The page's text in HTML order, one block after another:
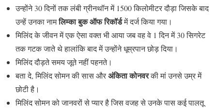
उन्होंने 30 दिनों तक लंबी ग्रीनथॉन में 1500 किलोमीटर दौड़ा जिसके बाद
उन्हें उनका नामलिम्का बुक ऑफ रिकॉर्डमें दर्ज किया गया।
मिलिंद के जीवन में एक ऐसा वक्त भी आया जब वह वे 1 दिन में 30 सिगरेट
तक गटक जाते थे हालांकि बाद में उन्होंने धूम्रपान छोड़ दिया।
मिलिंद दौड़ते समय जूते नहीं पहनते।
बता दे, मिलिंद सोमन की सास औरअंकिता कोनवरकी मां उनसे उम्र में
छोटी है।
मिलिंद सोमन को जानवरों से प्यार है जिस वजह से उनके पास कई पालतू